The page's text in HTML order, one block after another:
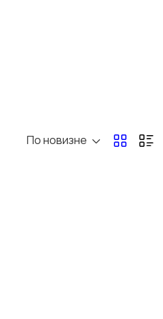
По новизне